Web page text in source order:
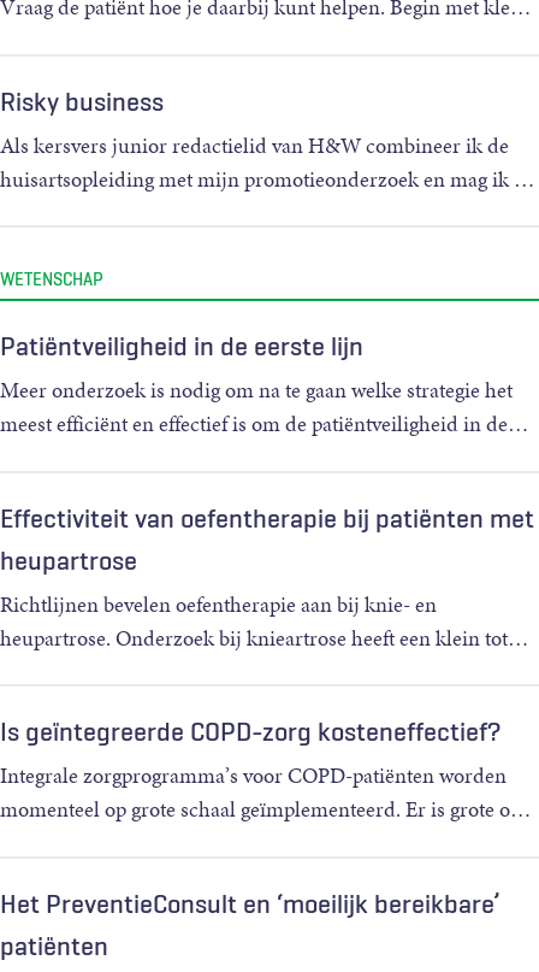
Vraag de patiënt hoe je daarbij kunt helpen. Begin met kle…
Risky business
Als kersvers junior redactielid van H&W combineer ik de
huisartsopleiding met mijn promotieonderzoek en mag ik…
WETENSCHAP
Patiëntveiligheid in de eerste lijn
Meer onderzoek is nodig om na te gaan welke strategie het
meest efficiënt en effectief is om de patiëntveiligheid in de…
Effectiviteit van oefentherapie bij patiënten met
heupartrose
Richtlijnen bevelen oefentherapie aan bij knie- en
heupartrose. Onderzoek bij knieartrose heeft een klein tot…
Is geïntegreerde COPD-zorg kosteneffectief?
Integrale zorgprogramma’s voor COPD-patiënten worden
momenteel op grote schaal geïmplementeerd. Er is grote o…
Het PreventieConsult en ‘moeilijk bereikbare’
patiënten